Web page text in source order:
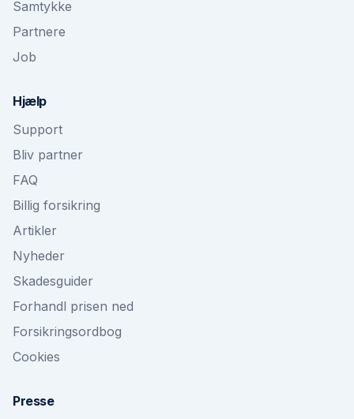
Samtykke
Partnere
Job
Hjælp
Support
Bliv partner
FAQ
Billig forsikring
Artikler
Nyheder
Skadesguider
Forhandl prisen ned
Forsikringsordbog
Cookies
Presse